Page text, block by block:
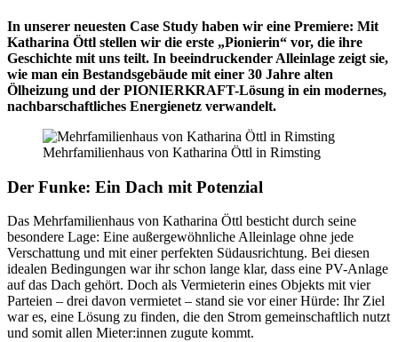
In unserer neuesten Case Study haben wir eine Premiere: Mit
Katharina Öttl stellen wir die erste „Pionierin“ vor, die ihre
Geschichte mit uns teilt. In beeindruckender Alleinlage zeigt sie,
wie man ein Bestandsgebäude mit einer 30 Jahre alten
Ölheizung und der PIONIERKRAFT-Lösung in ein modernes,
nachbarschaftliches Energienetz verwandelt.
Mehrfamilienhaus von Katharina Öttl in Rimsting
Der Funke: Ein Dach mit Potenzial
Das Mehrfamilienhaus von Katharina Öttl besticht durch seine
besondere Lage: Eine außergewöhnliche Alleinlage ohne jede
Verschattung und mit einer perfekten Südausrichtung. Bei diesen
idealen Bedingungen war ihr schon lange klar, dass eine PV-Anlage
auf das Dach gehört. Doch als Vermieterin eines Objekts mit vier
Parteien – drei davon vermietet – stand sie vor einer Hürde: Ihr Ziel
war es, eine Lösung zu finden, die den Strom gemeinschaftlich nutzt
und somit allen Mieter:innen zugute kommt.